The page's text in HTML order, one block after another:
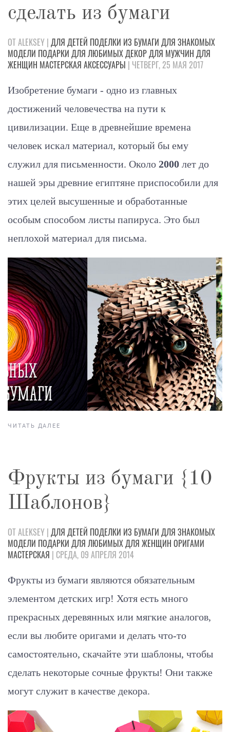
сделать из бумаги
ОТ ALEKSEY | ДЛЯ ДЕТЕЙ ПОДЕЛКИ ИЗ БУМАГИ ДЛЯ ЗНАКОМЫХ
МОДЕЛИ ПОДАРКИ ДЛЯ ЛЮБИМЫХДЕКОРДЛЯ МУЖЧИН ДЛЯ
ЖЕНЩИН МАСТЕРСКАЯ АКСЕССУАРЫ | ЧЕТВЕРГ, 25 МАЯ 2017
Изобретение бумаги - одно из главных
достижений человечества на пути к
цивилизации. Еще в древнейшие времена
человек искал материал, который бы ему
служил для письменности. Около 2000 лет до
нашей эры древние египтяне приспособили для
этих целей высушенные и обработанные
особым способом листы папируса. Это был
неплохой материал для письма.
ЧИТАТЬ ДАЛЕЕ
Фрукты из бумаги {10
Шаблонов}
ОТ ALEKSEY | ДЛЯ ДЕТЕЙ ПОДЕЛКИ ИЗ БУМАГИ ДЛЯ ЗНАКОМЫХ
МОДЕЛИ ПОДАРКИ ДЛЯ ЛЮБИМЫХДЛЯ ЖЕНЩИН ОРИГАМИ
МАСТЕРСКАЯ | СРЕДА, 09 АПРЕЛЯ 2014
Фрукты из бумаги являются обязательным
элементом детских игр! Хотя есть много
прекрасных деревянных или мягкие аналогов,
если вы любите оригами и делать что-то
самостоятельно, скачайте эти шаблоны, чтобы
сделать некоторые сочные фрукты! Они также
могут служит в качестве декора.